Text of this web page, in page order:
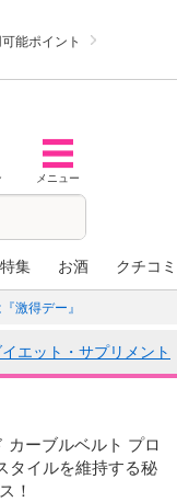
能ポイント
メニュー
集 お酒 クチコ
激得デー』
エット・サプリメント
カーブルベルト プロ
タイルを維持する秘
！